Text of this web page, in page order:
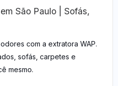
São Paulo | Sofás,
com a extratora WAP.
sofás, carpetes e
mesmo.